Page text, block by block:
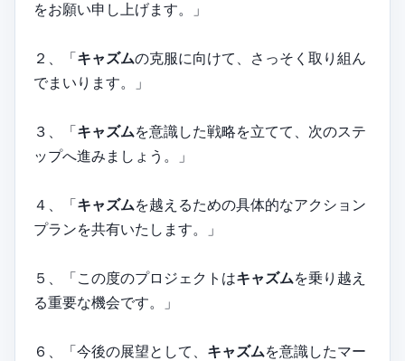
をお願い申し上げます。」
２、「キャズムの克服に向けて、さっそく取り組ん
でまいります。」
３、「キャズムを意識した戦略を立てて、次のステ
ップへ進みましょう。」
４、「キャズムを越えるための具体的なアクション
プランを共有いたします。」
５、「この度のプロジェクトはキャズムを乗り越え
る重要な機会です。」
６、「今後の展望として、 キャズムを意識したマー